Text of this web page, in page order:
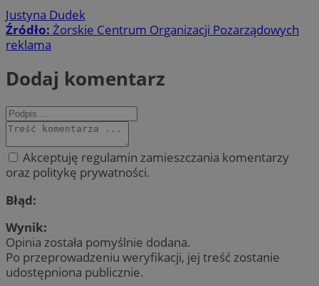
Justyna Dudek
Źródło: Żorskie Centrum Organizacji Pozarządowych
reklama
Dodaj komentarz
Akceptuję regulamin zamieszczania komentarzy
oraz politykę prywatności.
Błąd:
Wynik:
Opinia została pomyślnie dodana.
Po przeprowadzeniu weryfikacji, jej treść zostanie
udostępniona publicznie.